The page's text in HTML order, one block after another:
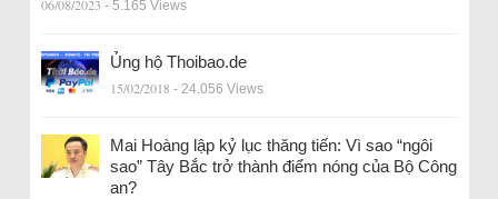
06/08/2023 - 5.165 Views
Ủng hộ Thoibao.de
15/02/2018 - 24.056 Views
Mai Hoàng lập kỷ lục thăng tiến: Vì sao “ngôi
sao” Tây Bắc trở thành điểm nóng của Bộ Công
an?